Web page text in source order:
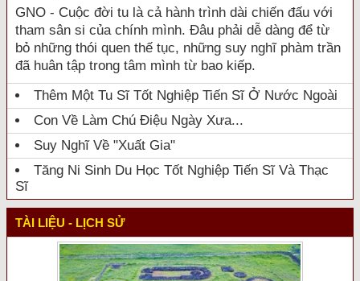
GNO - Cuộc đời tu là cả hành trình dài chiến đấu với
tham sân si của chính mình. Đâu phải dễ dàng để từ
bỏ những thói quen thế tục, những suy nghĩ phàm trần
đã huân tập trong tâm mình từ bao kiếp.
Thêm Một Tu Sĩ Tốt Nghiệp Tiến Sĩ Ở Nước Ngoài
Con Về Làm Chú Điệu Ngày Xưa...
Suy Nghĩ Về "xuất Gia"
Tăng Ni Sinh Du Học Tốt Nghiệp Tiến Sĩ Và Thạc
Sĩ
TÀI LIỆU - LỊCH SỬ